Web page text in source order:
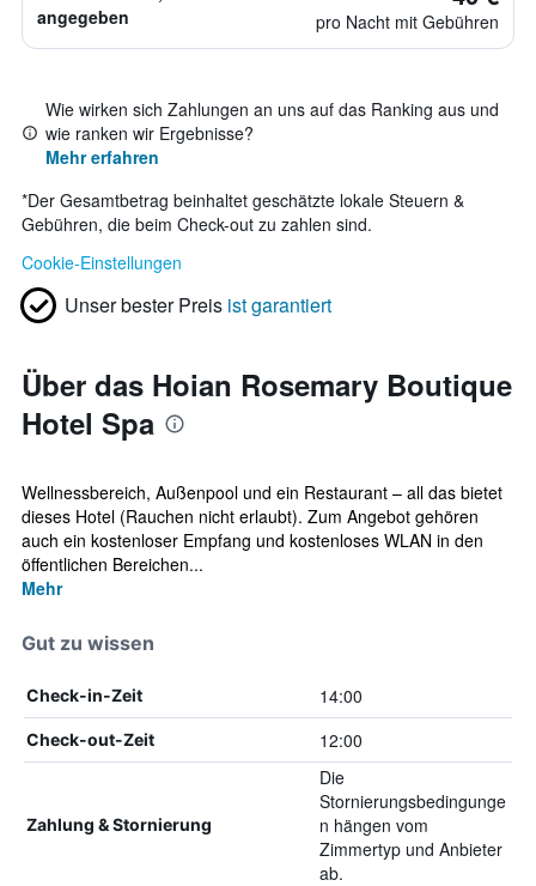
angegeben
pro Nacht mit Gebühren
Wie wirken sich Zahlungen an uns auf das Ranking aus und
wie ranken wir Ergebnisse?
Mehr erfahren
*Der Gesamtbetrag beinhaltet geschätzte lokale Steuern &
Gebühren, die beim Check-out zu zahlen sind.
Cookie-Einstellungen
Unser bester Preis ist garantiert
Über das Hoian Rosemary Boutique
Hotel Spa
Wellnessbereich, Außenpool und ein Restaurant – all das bietet
dieses Hotel (Rauchen nicht erlaubt). Zum Angebot gehören
auch ein kostenloser Empfang und kostenloses WLAN in den
öffentlichen Bereichen...
Mehr
Gut zu wissen
Check-in-Zeit 14:00
Check-out-Zeit 12:00
Zahlung & Stornierung
Die
Stornierungsbedingunge
n hängen vom
Zimmertyp und Anbieter
ab.